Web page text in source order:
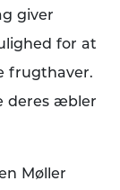
giver
for at
frugthaver.
deres æbler
Møller